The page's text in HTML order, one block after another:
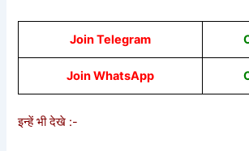
Join Telegram
Join WhatsApp
इन्हें भी देखे :-